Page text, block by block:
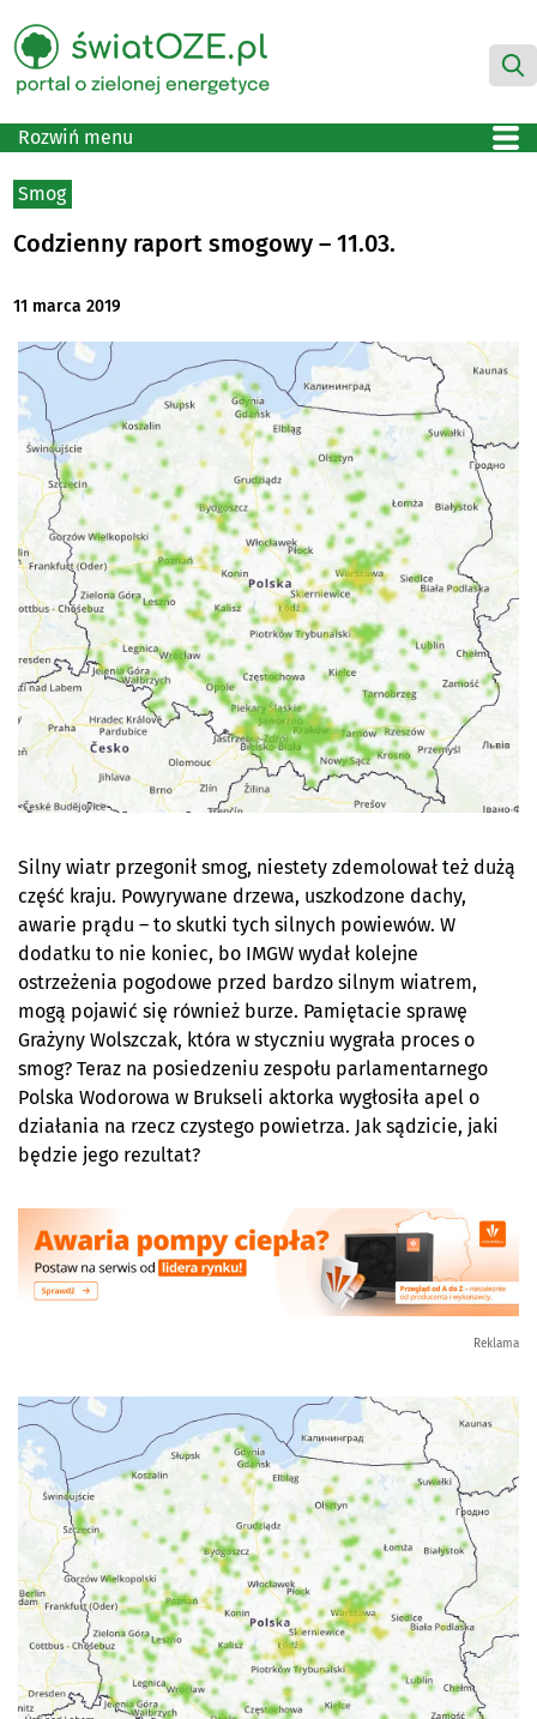
Rozwiń menu
Smog
Codzienny raport smogowy – 11.03.
11 marca 2019
Silny wiatr przegonił smog, niestety zdemolował też dużą
część kraju. Powyrywane drzewa, uszkodzone dachy,
awarie prądu – to skutki tych silnych powiewów. W
dodatku to nie koniec, bo IMGW wydał kolejne
ostrzeżenia pogodowe przed bardzo silnym wiatrem,
mogą pojawić się również burze. Pamiętacie sprawę
Grażyny Wolszczak, która w styczniu wygrała proces o
smog? Teraz na posiedzeniu zespołu parlamentarnego
Polska Wodorowa w Brukseli aktorka wygłosiła apel o
działania na rzecz czystego powietrza. Jak sądzicie, jaki
będzie jego rezultat?
Reklama